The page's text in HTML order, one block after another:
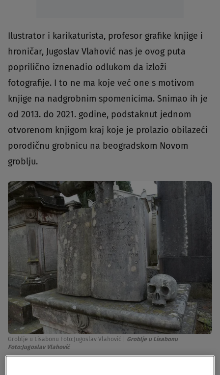
Ilustrator i karikaturista, profesor grafike knjige i
hroničar, Jugoslav Vlahović nas je ovog puta
poprilično iznenadio odlukom da izloži
fotografije. I to ne ma koje već one s motivom
knjige na nadgrobnim spomenicima. Snimao ih je
od 2013. do 2021. godine, podstaknut jednom
otvorenom knjigom kraj koje je prolazio obilazeći
porodičnu grobnicu na beogradskom Novom
groblju.
Groblje u Lisabonu Foto:Jugoslav Vlahović
Groblje u Lisabonu
Foto:Jugoslav Vlahović